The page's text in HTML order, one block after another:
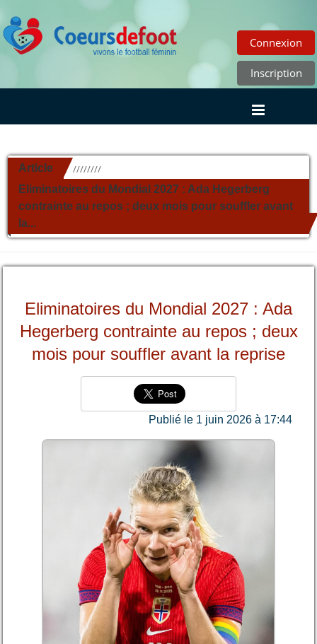
Connexion
Inscription
Article //////////
Eliminatoires du Mondial 2027 : Ada Hegerberg
contrainte au repos ; deux mois pour souffler avant
la...
Eliminatoires du Mondial 2027 : Ada
Hegerberg contrainte au repos ; deux
mois pour souffler avant la reprise
Publié le 1 juin 2026 à 17:44